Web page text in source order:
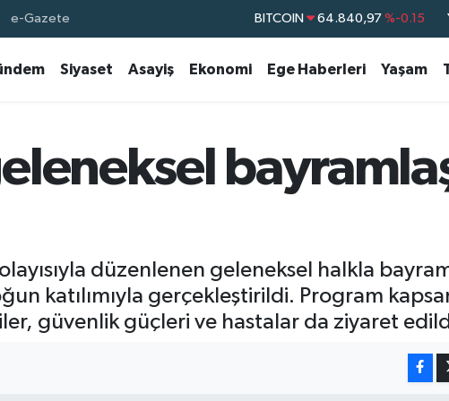
e-Gazete BITCOIN 64.840,97 %-0.15
EURO 55,2510 %0.32
BİST100 13.779 %-14
Siyaset Asayiş Ekonomi Ege Haberleri Yaşam
düzenlenen geleneksel halkla
katılımıyla gerçekleştirildi. Program
güvenlik güçleri ve hastalar da ziyaret